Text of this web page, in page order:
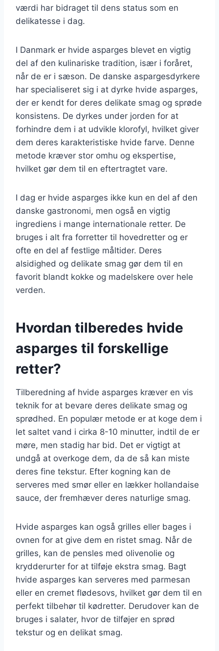
værdi har bidraget til dens status som en
delikatesse i dag.
I Danmark er hvide asparges blevet en vigtig
del af den kulinariske tradition, især i foråret,
når de er i sæson. De danske aspargesdyrkere
har specialiseret sig i at dyrke hvide asparges,
der er kendt for deres delikate smag og sprøde
konsistens. De dyrkes under jorden for at
forhindre dem i at udvikle klorofyl, hvilket giver
dem deres karakteristiske hvide farve. Denne
metode kræver stor omhu og ekspertise,
hvilket gør dem til en eftertragtet vare.
I dag er hvide asparges ikke kun en del af den
danske gastronomi, men også en vigtig
ingrediens i mange internationale retter. De
bruges i alt fra forretter til hovedretter og er
ofte en del af festlige måltider. Deres
alsidighed og delikate smag gør dem til en
favorit blandt kokke og madelskere over hele
verden.
Hvordan tilberedes hvide
asparges til forskellige
retter?
Tilberedning af hvide asparges kræver en vis
teknik for at bevare deres delikate smag og
sprødhed. En populær metode er at koge dem i
let saltet vand i cirka 8-10 minutter, indtil de er
møre, men stadig har bid. Det er vigtigt at
undgå at overkoge dem, da de så kan miste
deres fine tekstur. Efter kogning kan de
serveres med smør eller en lækker hollandaise
sauce, der fremhæver deres naturlige smag.
Hvide asparges kan også grilles eller bages i
ovnen for at give dem en ristet smag. Når de
grilles, kan de pensles med olivenolie og
krydderurter for at tilføje ekstra smag. Bagt
hvide asparges kan serveres med parmesan
eller en cremet flødesovs, hvilket gør dem til en
perfekt tilbehør til kødretter. Derudover kan de
bruges i salater, hvor de tilføjer en sprød
tekstur og en delikat smag.